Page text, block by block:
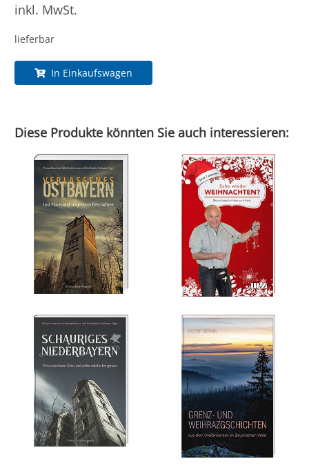
inkl. MwSt.
lieferbar
In Einkaufswagen
Diese Produkte könnten Sie auch interessieren: